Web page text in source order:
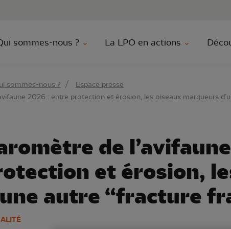
sommes-nous ? La LPO en actions
sommes-nous ?
Espace presse
2026 : entre protection et érosion, les oiseaux marqueurs
de
et érosion,
autre “fracture